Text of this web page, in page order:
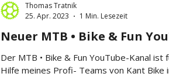
Neuer MTB • Bike & Fun
Der MTB • Bike & Fun YouTube-Kanal
Hilfe meines Profi- Teams von Kant Bike
Thomas Tratnik
25. Apr. 2023
1 Min. Lesezeit